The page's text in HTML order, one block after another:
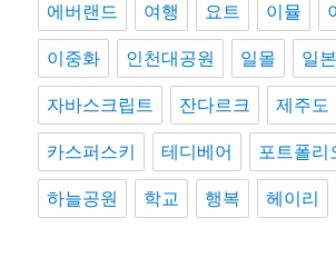
에버랜드 여행 요트 이뮬
이중화 인천대공원 일몰 일본
자바스크립트 잔다르크 제주도
카스퍼스키 테디베어 포트폴리
하늘공원 학교 행복 헤이리